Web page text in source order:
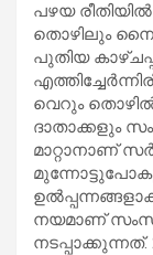
പഴയ
തൊഴിലും
പുതിയ
വെറും
ദാതാക്കളും
മാറ്റാനാണ്
നയമാണ്
നടപ്പാക്കുന്നത്.